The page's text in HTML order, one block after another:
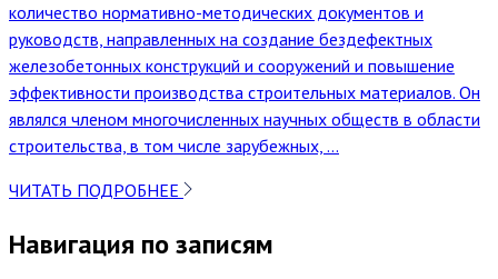
количество нормативно-методических документов и
руководств, направленных на создание бездефектных
железобетонных конструкций и сооружений и повышение
эффективности производства строительных материалов. Он
являлся членом многочисленных научных обществ в области
строительства, в том числе зарубежных, ...
ЧИТАТЬ ПОДРОБНЕЕ
Навигация по записям